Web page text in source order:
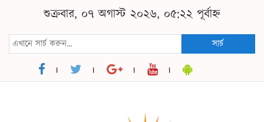
শুক্রবার, ০৭ অগাস্ট ২০২৬, ০৫:২২ পূর্বাহ্ন
সার্চ